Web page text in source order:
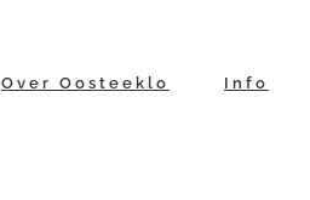
Over Oosteeklo Info